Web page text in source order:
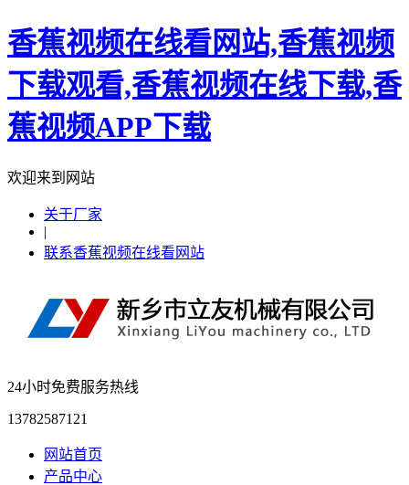
香蕉视频在线看网站,香蕉视频
下载观看,香蕉视频在线下载,香
蕉视频APP下载
欢迎来到网站
关于厂家
|
联系香蕉视频在线看网站
24小时免费服务热线
13782587121
网站首页
产品中心